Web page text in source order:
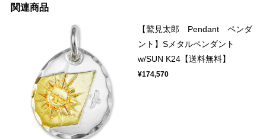
関連商品
【鷲見太郎 Pendant ペンダ
ント】Sメタルペンダント
w/SUN K24【送料無料】
¥174,570